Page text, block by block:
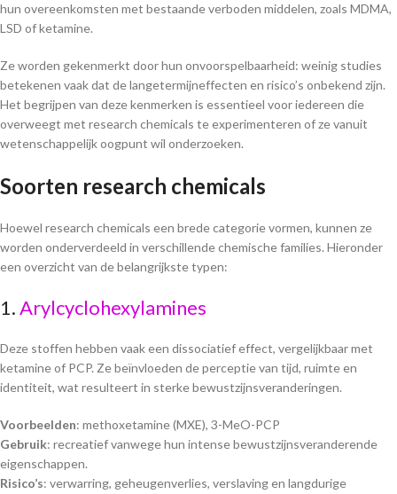
hun overeenkomsten met bestaande verboden middelen, zoals MDMA,
LSD of ketamine.
Ze worden gekenmerkt door hun onvoorspelbaarheid: weinig studies
betekenen vaak dat de langetermijneffecten en risico’s onbekend zijn.
Het begrijpen van deze kenmerken is essentieel voor iedereen die
overweegt met research chemicals te experimenteren of ze vanuit
wetenschappelijk oogpunt wil onderzoeken.
Soorten research chemicals
Hoewel research chemicals een brede categorie vormen, kunnen ze
worden onderverdeeld in verschillende chemische families. Hieronder
een overzicht van de belangrijkste typen:
1.Arylcyclohexylamines
Deze stoffen hebben vaak een dissociatief effect, vergelijkbaar met
ketamine of PCP. Ze beïnvloeden de perceptie van tijd, ruimte en
identiteit, wat resulteert in sterke bewustzijnsveranderingen.
Voorbeelden: methoxetamine (MXE), 3-MeO-PCP
Gebruik: recreatief vanwege hun intense bewustzijnsveranderende
eigenschappen.
Risico’s: verwarring, geheugenverlies, verslaving en langdurige